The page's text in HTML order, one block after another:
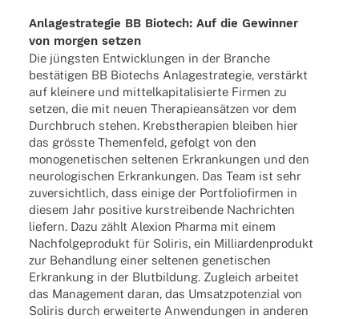
Anla­ge­stra­te­gie BB Biotech: Auf die Gewin­ner
von morgen setzen
Die jüngsten Entwick­lun­gen in der Bran­che
bestätigen BB Biotechs Anla­ge­stra­te­gie, verstärkt
auf klei­nere und mittel­ka­pi­ta­li­sierte Firmen zu
setzen, die mit neuen Therapieansätzen vor dem
Durch­bruch stehen. Krebs­the­ra­pien blei­ben hier
das grösste Themen­feld, gefolgt von den
mono­ge­neti­schen selte­nen Erkran­kun­gen und den
neuro­lo­gi­schen Erkran­kun­gen. Das Team ist sehr
zuver­sicht­lich, dass einige der Port­fo­lio­fir­men in
diesem Jahr posi­tive kurs­trei­bende Nach­rich­ten
liefern. Dazu zählt Alexion Pharma mit einem
Nach­fol­ge­pro­dukt für Soli­ris, ein Milli­ar­den­pro­dukt
zur Behand­lung einer selte­nen gene­ti­schen
Erkran­kung in der Blut­bil­dung. Zugleich arbei­tet
das Manage­ment daran, das Umsatz­po­ten­zial von
Soli­ris durch erwei­terte Anwen­dun­gen in ande­ren